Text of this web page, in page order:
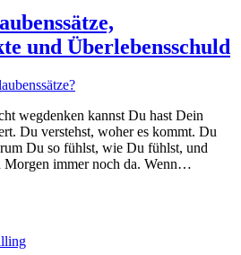
und Überlebensschuld
wegdenken kannst Du hast Dein
Du verstehst, woher es kommt. Du
Du so fühlst, wie Du fühlst, und
Morgen immer noch da. Wenn…